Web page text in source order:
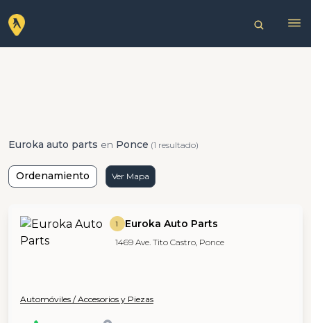
Euroka auto parts en Ponce (1 resultado)
Ordenamiento Ver Mapa
1 Euroka Auto Parts
1469 Ave. Tito Castro, Ponce
Automóviles / Accesorios y Piezas